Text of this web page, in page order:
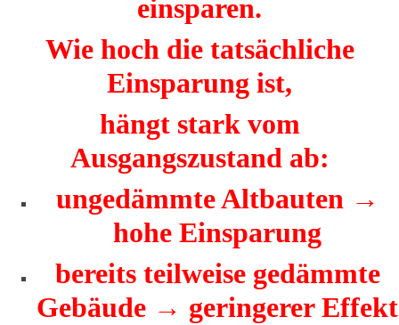
einsparen.
Wie hoch die tatsächliche
Einsparung ist,
hängt stark vom
Ausgangszustand ab:
ungedämmte Altbauten →
hohe Einsparung
bereits teilweise gedämmte
Gebäude → geringerer Effekt